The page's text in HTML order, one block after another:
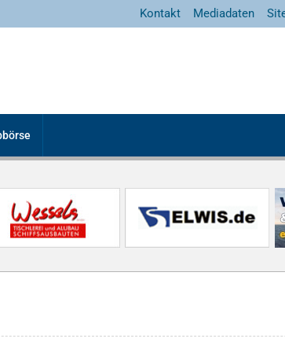
Kontakt Mediadaten